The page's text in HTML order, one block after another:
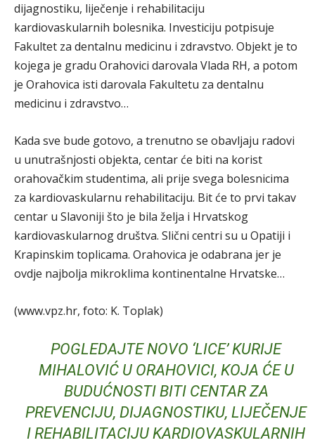
dijagnostiku, liječenje i rehabilitaciju
kardiovaskularnih bolesnika. Investiciju potpisuje
Fakultet za dentalnu medicinu i zdravstvo. Objekt je to
kojega je gradu Orahovici darovala Vlada RH, a potom
je Orahovica isti darovala Fakultetu za dentalnu
medicinu i zdravstvo…
Kada sve bude gotovo, a trenutno se obavljaju radovi
u unutrašnjosti objekta, centar će biti na korist
orahovačkim studentima, ali prije svega bolesnicima
za kardiovaskularnu rehabilitaciju. Bit će to prvi takav
centar u Slavoniji što je bila želja i Hrvatskog
kardiovaskularnog društva. Slični centri su u Opatiji i
Krapinskim toplicama. Orahovica je odabrana jer je
ovdje najbolja mikroklima kontinentalne Hrvatske…
(www.vpz.hr, foto: K. Toplak)
POGLEDAJTE NOVO ‘LICE’ KURIJE
MIHALOVIĆ U ORAHOVICI, KOJA ĆE U
BUDUĆNOSTI BITI CENTAR ZA
PREVENCIJU, DIJAGNOSTIKU, LIJEČENJE
I REHABILITACIJU KARDIOVASKULARNIH